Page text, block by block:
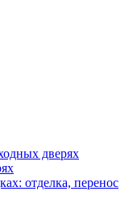
дверях
отделка, перенос